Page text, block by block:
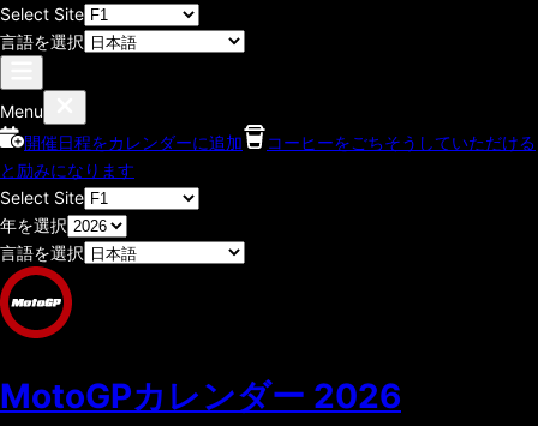
Select Site
言語を選択
Menu
開催日程をカレンダーに追加
コーヒーをごちそうしていただける
と励みになります
Select Site
年を選択
言語を選択
MotoGPカレンダー 2026